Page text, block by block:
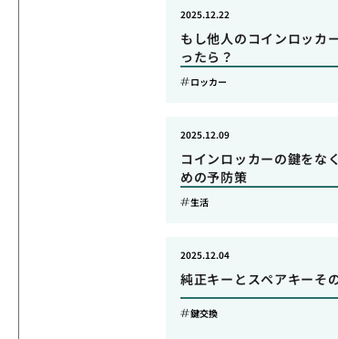
もし他人のコインロッカ
ったら？
2025.12.22
ロッカー
コインロッカーの鍵をな
めの予防策
2025.12.09
生活
純正キーとスペアキーそ
2025.12.04
鍵交換